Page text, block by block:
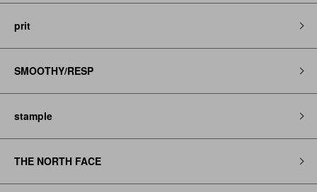
prit
SMOOTHY/RESP
stample
THE NORTH FACE